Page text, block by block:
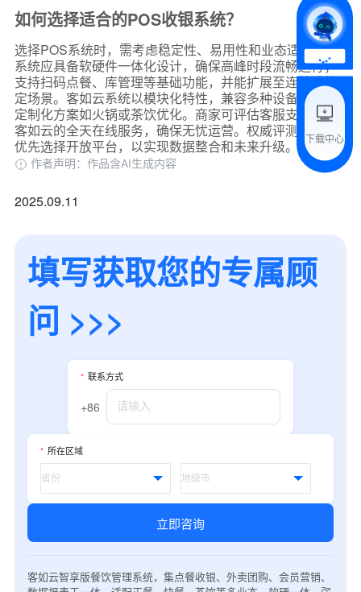
如何选择适合的POS收银系统？
选择POS系统时，需考虑稳定性、易用性和业态适配性。
系统应具备软硬件一体化设计，确保高峰时段流畅运行；
支持扫码点餐、库管理等基础功能，并能扩展至连锁或特
定场景。客如云系统以模块化特性，兼容多种设备，提供
定制化方案如火锅或茶饮优化。商家可评估客服支持，如
客如云的全天在线服务，确保无忧运营。权威评测建议，
优先选择开放平台，以实现数据整合和未来升级。
作者声明：作品含AI生成内容
2025.09.11
填写获取您的专属顾
问 >>>
* 联系方式
+86
* 所在区域
立即咨询
客如云智享版餐饮管理系统，集点餐收银、外卖团购、会员营销、
下载中心
*我的姓名
附加留言
预约试用